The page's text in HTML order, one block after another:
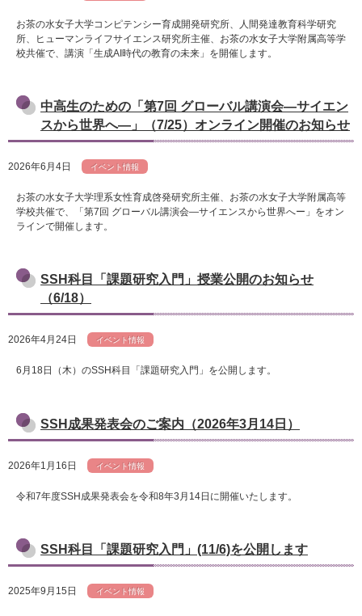
お茶の水女子大学コンピテンシー育成開発研究所、人間発達教育科学研究
所、ヒューマンライフサイエンス研究所主催、お茶の水女子大学附属高等学
校共催で、講演「生成AI時代の教育の未来」を開催します。
中高生のための「第7回 グローバル講演会―サイエン
スから世界へ―」（7/25）オンライン開催のお知らせ
2026年6月4日 イベント情報
お茶の水女子大学理系女性育成啓発研究所主催、お茶の水女子大学附属高等
学校共催で、「第7回 グローバル講演会―サイエンスから世界へー」をオン
ラインで開催します。
SSH科目「課題研究入門」授業公開のお知らせ
（6/18）
2026年4月24日 イベント情報
6月18日（木）のSSH科目「課題研究入門」を公開します。
SSH成果発表会のご案内（2026年3月14日）
2026年1月16日 イベント情報
令和7年度SSH成果発表会を令和8年3月14日に開催いたします。
SSH科目「課題研究入門」(11/6)を公開します
2025年9月15日 イベント情報